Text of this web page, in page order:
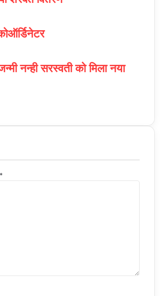
नन्ही सरस्वती को मिला नया
*